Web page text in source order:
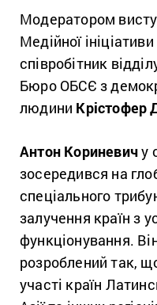
Модератором
Медійної
співробітник
Бюро ОБСЄ з
людини Крістофер
Антон Кориневичу
зосередився на
спеціального
залучення країн з
функціонування.
розроблений так,
участі країн